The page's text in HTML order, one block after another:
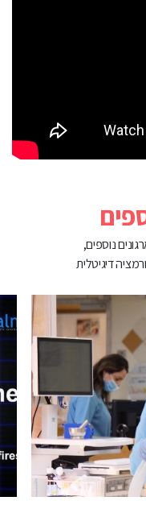
נוספים,
דיגיטלית